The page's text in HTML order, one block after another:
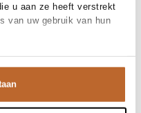
u aan ze heeft verstrekt
van uw gebruik van hun